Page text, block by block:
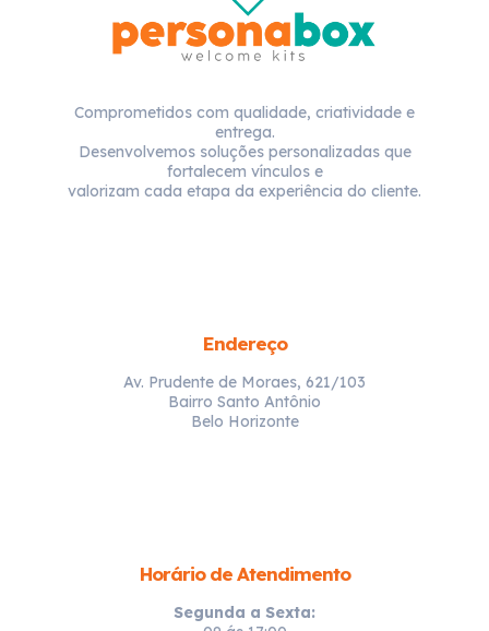
Comprometidos com qualidade, criatividade e
entrega.
Desenvolvemos soluções personalizadas que
fortalecem vínculos e
valorizam cada etapa da experiência do cliente.
Endereço
Av. Prudente de Moraes, 621/103
Bairro Santo Antônio
Belo Horizonte
Horário de Atendimento
Segunda a Sexta: